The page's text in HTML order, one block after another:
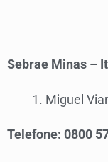
Sebrae Minas –
Miguel
Telefone: 0800